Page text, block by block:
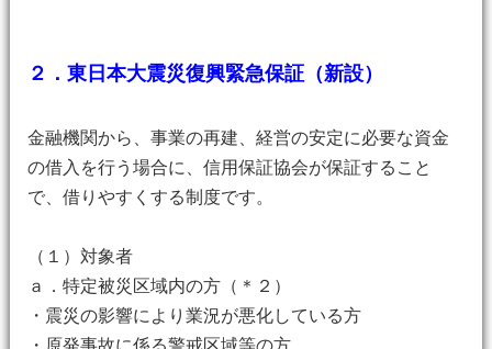
２．東日本大震災復興緊急保証（新設）
金融機関から、事業の再建、経営の安定に必要な資金
の借入を行う場合に、信用保証協会が保証すること
で、借りやすくする制度です。
（１）対象者
ａ．特定被災区域内の方（＊２）
・震災の影響により業況が悪化している方
・原発事故に係る警戒区域等の方